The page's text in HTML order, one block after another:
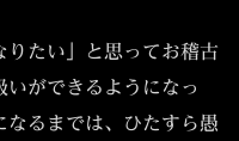
りたい」と思ってお稽古
ができるようになっ
なるまでは、ひたすら愚